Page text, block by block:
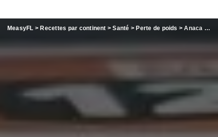
MeasyFL > Recettes par continent >Santé > Perte de poids >Anaca 3 Objectif élimination avec 2 produits